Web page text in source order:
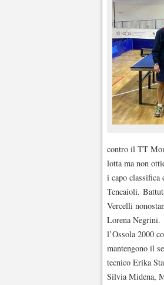
contro il TT
lotta ma non
i capo
Tencaioli.
Vercelli
Lorena Negrini.
l’Ossola 2000
mantengono il
tecnico Erika
Silvia Midena,